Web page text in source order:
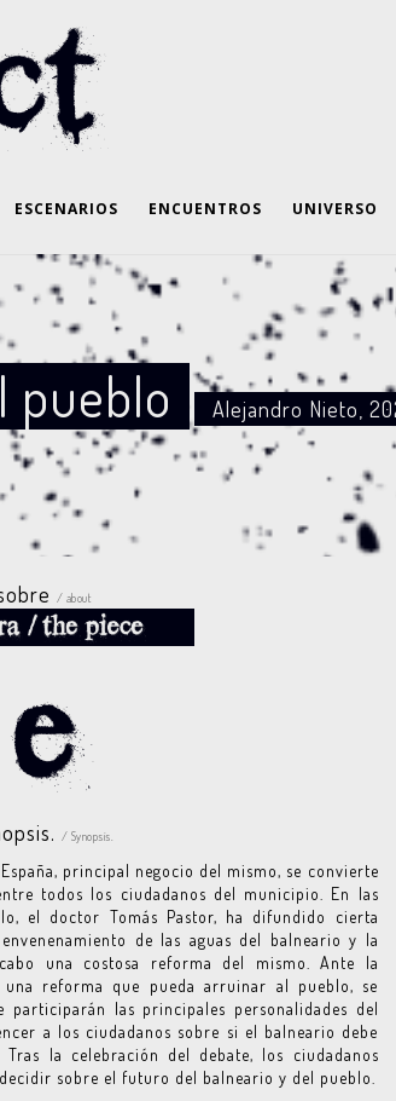
ESCENARIOS ENCUENTROS UNIVERSO
pueblo Alejandro Nieto,
/ about
/ Synopsis.
principal negocio del mismo, se convierte
todos los ciudadanos del municipio. En las
el doctor Tomás Pastor, ha difundido cierta
de las aguas del balneario y la
una costosa reforma del mismo. Ante la
reforma que pueda arruinar al pueblo, se
las principales personalidades del
a los ciudadanos sobre si el balneario debe
la celebración del debate, los ciudadanos
sobre el futuro del balneario y del pueblo.